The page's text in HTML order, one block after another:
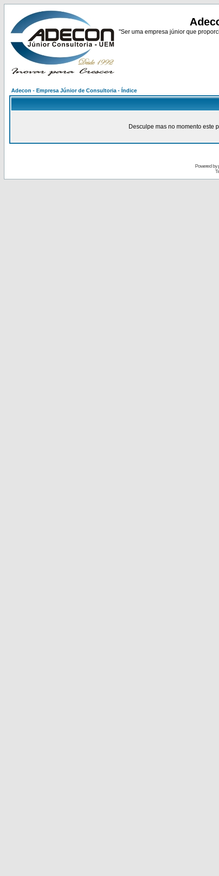
"Ser uma empresa júnior que
Adecon - Empresa Júnior de Consultoria - Índice
Desculpe mas no momento este
Powered by